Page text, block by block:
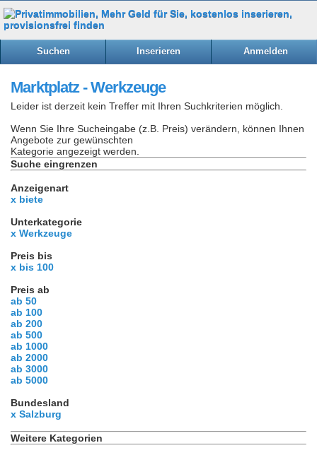
Suchen Inserieren Anmelden
Marktplatz - Werkzeuge
Leider ist derzeit kein Treffer mit Ihren Suchkriterien möglich.
Wenn Sie Ihre Sucheingabe (z.B. Preis) verändern, können Ihnen
Angebote zur gewünschten
Kategorie angezeigt werden.
Suche eingrenzen
Anzeigenart
x biete
Unterkategorie
x Werkzeuge
Preis bis
x bis 100
Preis ab
ab 50
ab 100
ab 200
ab 500
ab 1000
ab 2000
ab 3000
ab 5000
Bundesland
x Salzburg
Weitere Kategorien